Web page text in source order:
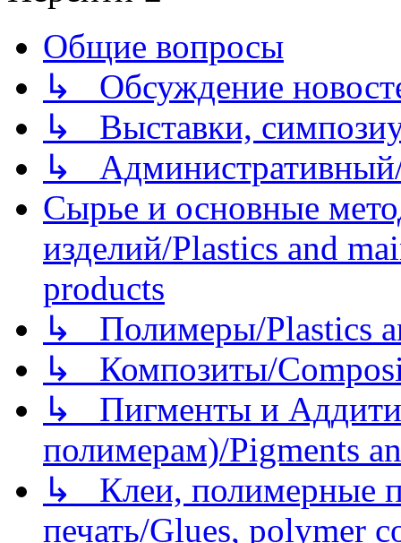
Общие вопросы
↳ Обсуждение
↳ Выставки,
↳
Сырье и основные
изделий/Plastics and
products
↳ Полимеры/Plastics
↳ Композиты/
↳ Пигменты и
полимерам)/Pigments
↳ Клеи, полимерные
печать/Glues, polymer